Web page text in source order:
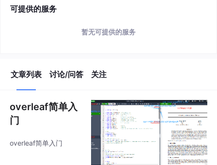
可提供的服务
暂无可提供的服务
文章列表 讨论/问答 关注
overleaf简单入
门
overleaf简单入门